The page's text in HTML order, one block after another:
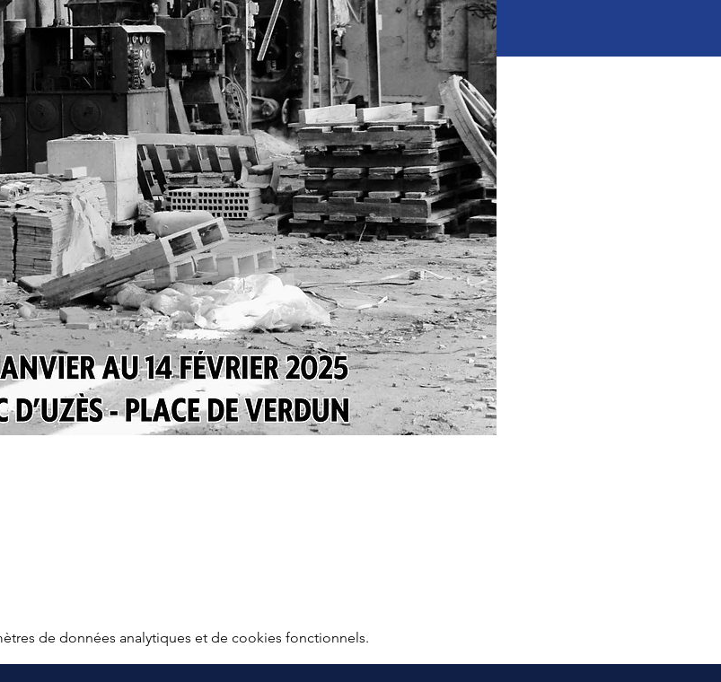
de données analytiques et de cookies fonctionnels.